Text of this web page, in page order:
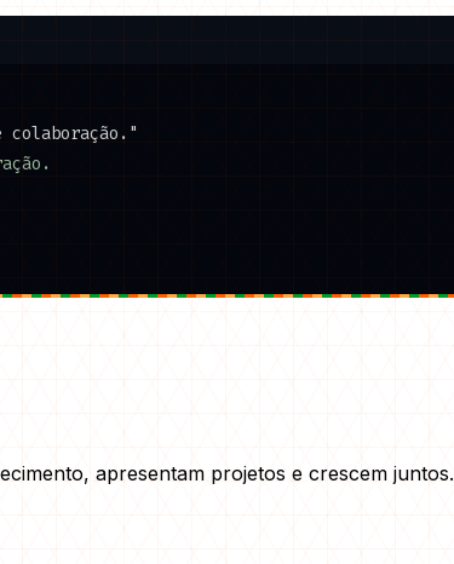
colaboração."
apresentam projetos e crescem juntos.